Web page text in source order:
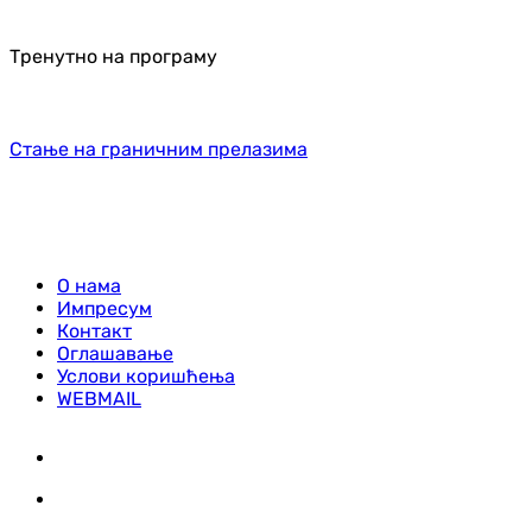
Тренутно на програму
Стање на граничним прелазима
О нама
Импресум
Контакт
Оглашавање
Услови коришћења
WEBMAIL